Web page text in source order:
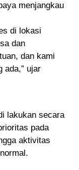
menjangkau
di lokasi
dan
dan kami
ada,” ujar
lakukan secara
pada
aktivitas